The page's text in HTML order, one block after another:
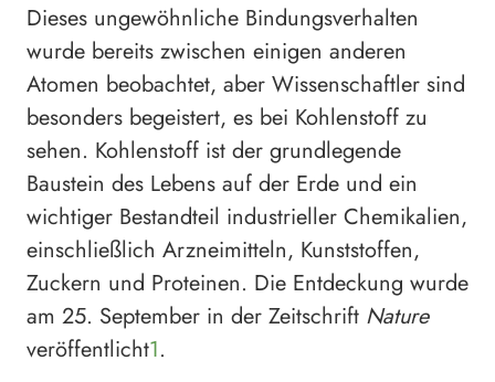
Dieses ungewöhnliche Bindungsverhalten
wurde bereits zwischen einigen anderen
Atomen beobachtet, aber Wissenschaftler sind
besonders begeistert, es bei Kohlenstoff zu
sehen. Kohlenstoff ist der grundlegende
Baustein des Lebens auf der Erde und ein
wichtiger Bestandteil industrieller Chemikalien,
einschließlich Arzneimitteln, Kunststoffen,
Zuckern und Proteinen. Die Entdeckung wurde
am 25. September in der Zeitschrift Nature
veröffentlicht1.